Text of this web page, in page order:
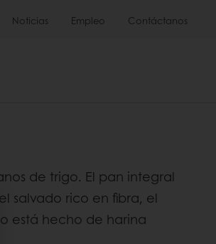
Noticias Empleo Contáctanos
de trigo. El pan integral
salvado rico en fibra, el
está hecho de harina